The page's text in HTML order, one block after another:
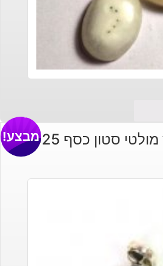
סטון כסף 925 מבצע!